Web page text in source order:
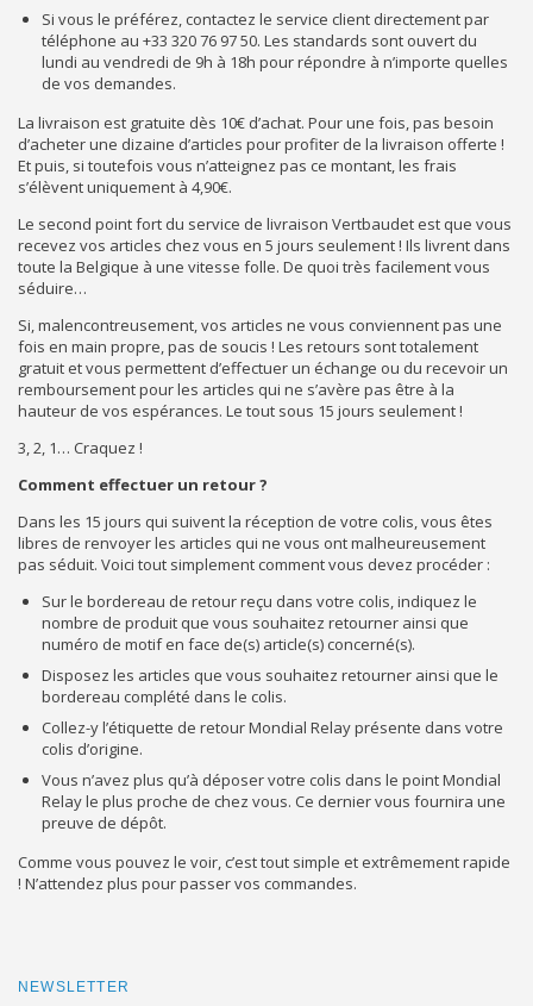
Si vous le préférez, contactez le service client directement par
téléphone au +33 320 76 97 50. Les standards sont ouvert du
lundi au vendredi de 9h à 18h pour répondre à n’importe quelles
de vos demandes.
La livraison est gratuite dès 10€ d’achat. Pour une fois, pas besoin
d’acheter une dizaine d’articles pour profiter de la livraison offerte !
Et puis, si toutefois vous n’atteignez pas ce montant, les frais
s’élèvent uniquement à 4,90€.
Le second point fort du service de livraison Vertbaudet est que vous
recevez vos articles chez vous en 5 jours seulement ! Ils livrent dans
toute la Belgique à une vitesse folle. De quoi très facilement vous
séduire…
Si, malencontreusement, vos articles ne vous conviennent pas une
fois en main propre, pas de soucis ! Les retours sont totalement
gratuit et vous permettent d’effectuer un échange ou du recevoir un
remboursement pour les articles qui ne s’avère pas être à la
hauteur de vos espérances. Le tout sous 15 jours seulement !
3, 2, 1… Craquez !
Comment effectuer un retour ?
Dans les 15 jours qui suivent la réception de votre colis, vous êtes
libres de renvoyer les articles qui ne vous ont malheureusement
pas séduit. Voici tout simplement comment vous devez procéder :
Sur le bordereau de retour reçu dans votre colis, indiquez le
nombre de produit que vous souhaitez retourner ainsi que
numéro de motif en face de(s) article(s) concerné(s).
Disposez les articles que vous souhaitez retourner ainsi que le
bordereau complété dans le colis.
Collez-y l’étiquette de retour Mondial Relay présente dans votre
colis d’origine.
Vous n’avez plus qu’à déposer votre colis dans le point Mondial
Relay le plus proche de chez vous. Ce dernier vous fournira une
preuve de dépôt.
Comme vous pouvez le voir, c’est tout simple et extrêmement rapide
! N’attendez plus pour passer vos commandes.
NEWSLETTER